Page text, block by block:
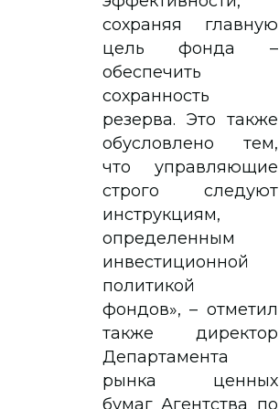
сохраняя главную
цель фонда –
обеспечить
сохранность
резерва. Это также
обусловлено тем,
что управляющие
строго следуют
инструкциям,
определенным
инвестиционной
политикой
фондов», – отметил
также директор
Департамента
рынка ценных
бумаг Агентства по